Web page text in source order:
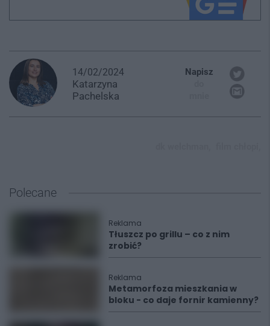
14/02/2024
Katarzyna
Pachelska
Napisz
Polecane
Reklama
Tłuszcz po grillu – co z nim
zrobić?
Reklama
Metamorfoza mieszkania w
bloku - co daje fornir kamienny?